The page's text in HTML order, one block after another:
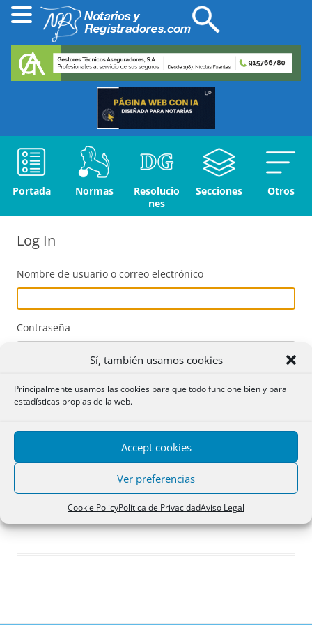
Sí, también usamos cookies
Principalmente usamos las cookies para que todo funcione bien y para
estadísticas propias de la web.
Accept cookies
Ver preferencias
Cookie PolicyPolítica de PrivacidadAviso Legal
Portada Normas
Resolucio
nes
Secciones Otros
Log In
Nombre de usuario o correo electrónico
Contraseña
Acceder
Registro
¿Has olvidado tu contraseña?